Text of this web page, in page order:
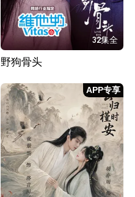
32集全
野狗骨头
APP专享